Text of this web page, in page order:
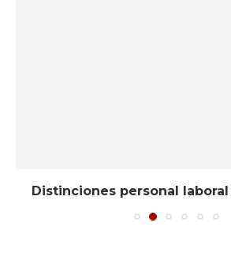
Distinciones personal